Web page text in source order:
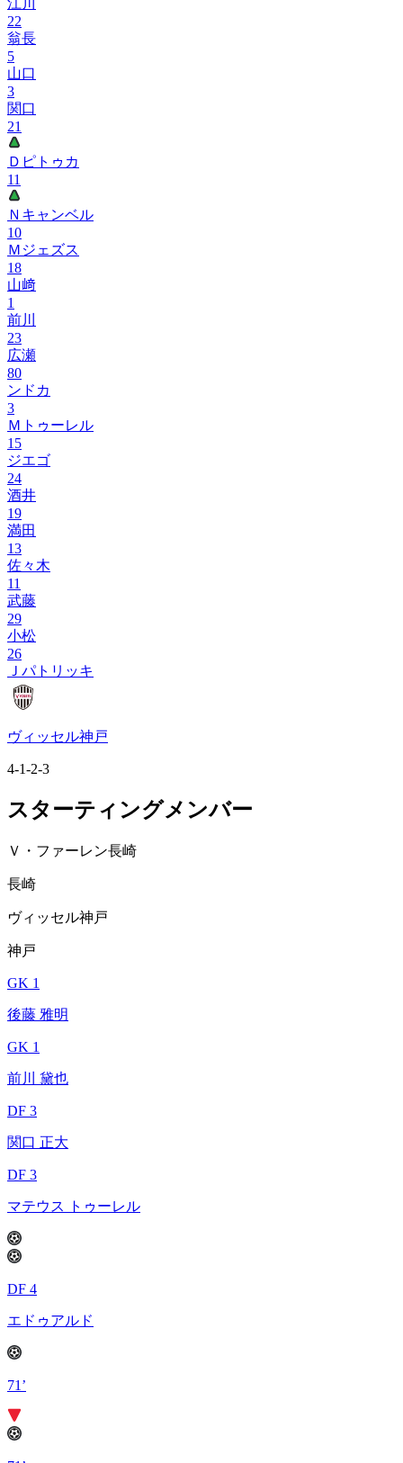
江川
22
翁長
5
山口
3
関口
21
Ｄピトゥカ
11
Ｎキャンベル
10
Ｍジェズス
18
山﨑
1
前川
23
広瀬
80
ンドカ
3
Ｍトゥーレル
15
ジエゴ
24
酒井
19
満田
13
佐々木
11
武藤
29
小松
26
Ｊパトリッキ
ヴィッセル神戸
4-1-2-3
スターティングメンバー
Ｖ・ファーレン長崎
長崎
ヴィッセル神戸
神戸
GK 1
後藤 雅明
GK 1
前川 黛也
DF 3
関口 正大
DF 3
マテウス トゥーレル
DF 4
エドゥアルド
71’